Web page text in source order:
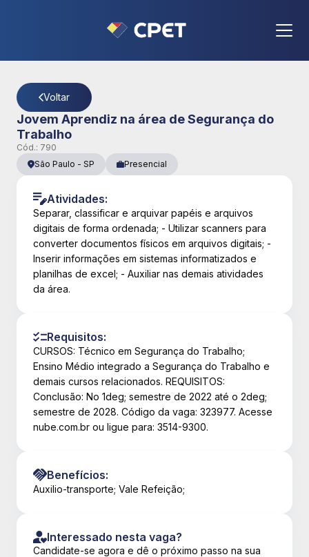
Voltar
Jovem Aprendiz na área de Segurança do
Trabalho
Cód.: 790
São Paulo - SP Presencial
Atividades:
Separar, classificar e arquivar papéis e arquivos
digitais de forma ordenada; - Utilizar scanners para
converter documentos físicos em arquivos digitais; -
Inserir informações em sistemas informatizados e
planilhas de excel; - Auxiliar nas demais atividades
da área.
Requisitos:
CURSOS: Técnico em Segurança do Trabalho;
Ensino Médio integrado a Segurança do Trabalho e
demais cursos relacionados. REQUISITOS:
Conclusão: No 1deg; semestre de 2022 até o 2deg;
semestre de 2028. Código da vaga: 323977. Acesse
nube.com.br ou ligue para: 3514-9300.
Benefícios:
Auxilio-transporte; Vale Refeição;
Interessado nesta vaga?
Candidate-se agora e dê o próximo passo na sua